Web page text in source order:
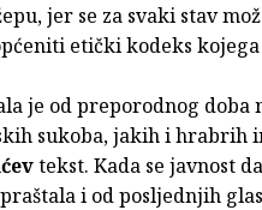
jer se za svaki stav
etički kodeks
je od preporodnog doba
sukoba, jakih i hrabrih
tekst. Kada se javnost
i od posljednjih